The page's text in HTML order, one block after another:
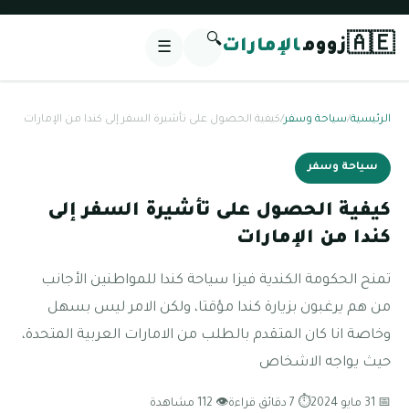
🇦🇪زوومالإمارات🔍
☰
الرئيسية/سياحة وسفر/كيفية الحصول على تأشيرة السفر إلى كندا من الإمارات
سياحة وسفر
كيفية الحصول على تأشيرة السفر إلى
كندا من الإمارات
تمنح الحكومة الكندية فيزا سياحة كندا للمواطنين الأجانب
من هم يرغبون بزيارة كندا مؤقتا، ولكن الامر ليس بسهل
وخاصة انا كان المتقدم بالطلب من الامارات العربية المتحدة،
حيث يواجه الاشخاص
📅 31 مايو 2024 ⏱ 7 دقائق قراءة 👁 112 مشاهدة